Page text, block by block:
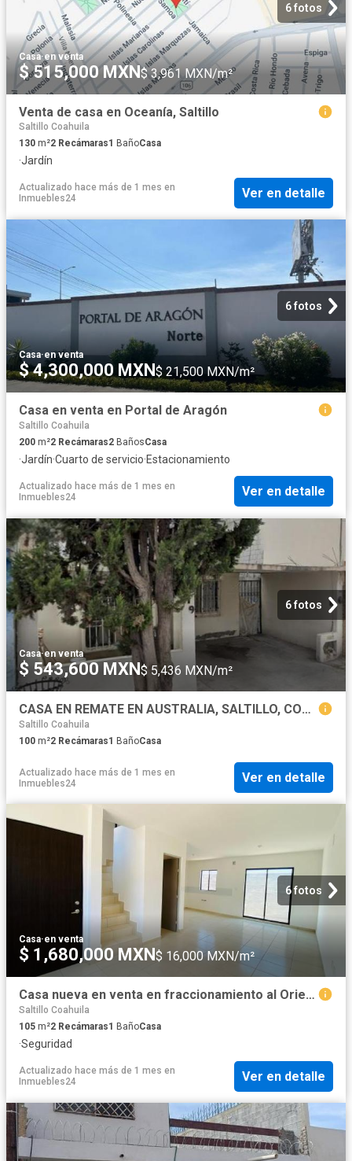
6 fotos
Casa·en venta
$ 515,000 MXN$ 3,961 MXN/m²
Venta de casa en Oceanía, Saltillo
Saltillo Coahuila
130 m²2 Recámaras1 BañoCasa
·Jardín
Actualizado hace más de 1 mes en
Inmuebles24
Ver en detalle
6 fotos
Casa·en venta
$ 4,300,000 MXN $ 21,500 MXN/m²
Casa en venta en Portal de Aragón
Saltillo Coahuila
200 m²2 Recámaras2 BañosCasa
·Jardín·Cuarto de servicio·Estacionamiento
Actualizado hace más de 1 mes en
Inmuebles24
Ver en detalle
6 fotos
Casa·en venta
$ 543,600 MXN$ 5,436 MXN/m²
CASA EN REMATE EN AUSTRALIA, SALTILLO, COAHUILA
Saltillo Coahuila
100 m²2 Recámaras1 BañoCasa
Actualizado hace más de 1 mes en
Inmuebles24
Ver en detalle
6 fotos
Casa·en venta
$ 1,680,000 MXN $ 16,000 MXN/m²
Casa nueva en venta en fraccionamiento al Oriente de Saltillo
Saltillo Coahuila
105 m²2 Recámaras1 BañoCasa
·Seguridad
Actualizado hace más de 1 mes en
Inmuebles24
Ver en detalle